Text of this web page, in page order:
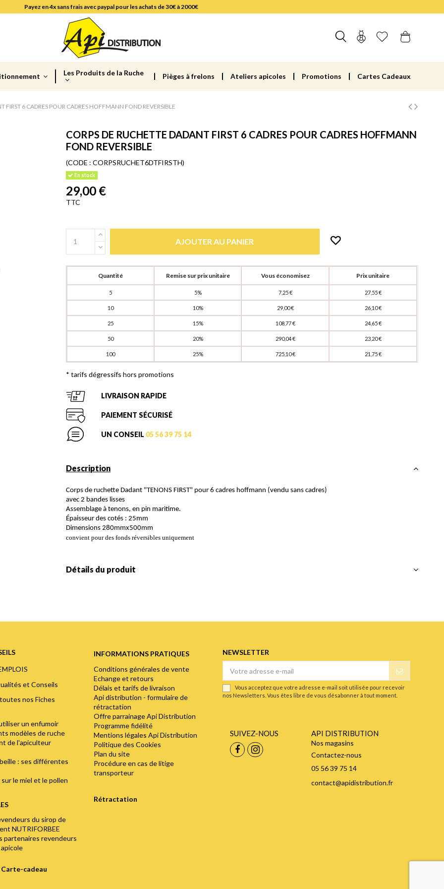
Payez en 4x sans frais avec paypal pour les achats de 30€ à 2000€
Les Produits de la Ruche Pièges à frelons Ateliers apicoles Promotions Cartes Cadeaux
FIRST 6 CADRES POUR CADRES HOFFMANN FOND REVERSIBLE
CORPS DE RUCHETTE DADANT FIRST 6 CADRES POUR CADRES HOFFMANN
FOND REVERSIBLE
(CODE : CORPSRUCHET6DTFIRSTH)
En stock
29,00 €
TTC
AJOUTER AU PANIER
Quantité Remise sur prix unitaire Vous économisez Prix unitaire
5 5% 7,25 € 27,55 €
10 10% 29,00 € 26,10 €
25 15% 108,77 € 24,65 €
50 20% 290,04 € 23,20 €
100 25% 725,10 € 21,75 €
* tarifs dégressifs hors promotions
LIVRAISON RAPIDE
PAIEMENT SÉCURISÉ
UN CONSEIL 05 56 39 75 14
Description
Corps de ruchette Dadant "TENONS FIRST" pour 6 cadres hoffmann (vendu sans cadres)
avec 2 bandes lisses
Assemblage à tenons, en pin maritime.
Épaisseur des cotés : 25mm
Dimensions 280mmx500mm
convient pour des fonds réversibles uniquement
Détails du produit
et Conseils
nos Fiches
un enfumoir
modèles de ruche
de l'apiculteur
: ses différentes
le miel et le pollen
du sirop de
NUTRIFORBEE
partenaires revendeurs
cadeau
INFORMATIONS PRATIQUES
Conditions générales de vente
Echange et retours
Délais et tarifs de livraison
Api distribution - formulaire de
rétractation
Offre parrainage Api Distribution
Programme fidélité
Mentions légales Api Distribution
Politique des Cookies
Plan du site
Procédure en cas de litige
transporteur
Rétractation
NEWSLETTER
Vous acceptez que votre adresse e-mail soit utilisée pour recevoir
nos Newsletters. Vous êtes libre de vous désabonner à tout moment.
SUIVEZ-NOUS API DISTRIBUTION
Nos magasins
Contactez-nous
05 56 39 75 14
contact@apidistribution.fr